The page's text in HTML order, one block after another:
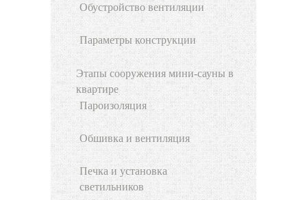
Обустройство вентиляции
Параметры конструкции
Этапы сооружения мини-сауны в
квартире
Пароизоляция
Обшивка и вентиляция
Печка и установка
светильников